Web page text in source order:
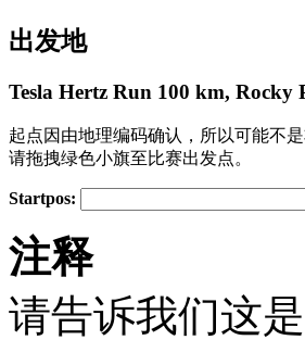
出发地
Tesla Hertz Run 100 km, Rocky
起点因由地理编码确认，所以可能不是
请拖拽绿色小旗至比赛出发点。
−
Startpos:
注释
请告诉我们这